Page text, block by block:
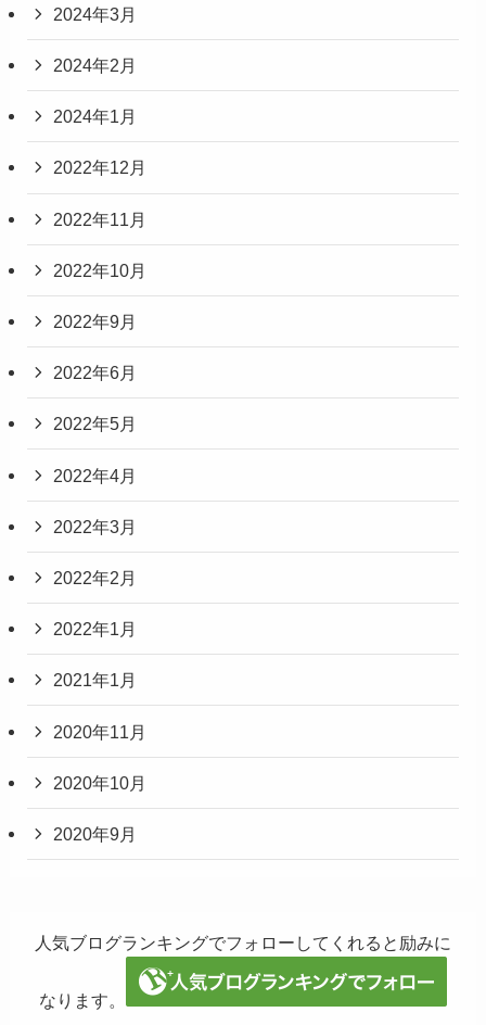
2024年3月
2024年2月
2024年1月
2022年12月
2022年11月
2022年10月
2022年9月
2022年6月
2022年5月
2022年4月
2022年3月
2022年2月
2022年1月
2021年1月
2020年11月
2020年10月
2020年9月
人気ブログランキングでフォローしてくれると励みに
なります。